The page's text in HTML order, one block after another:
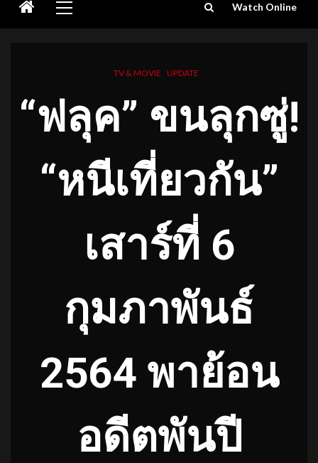
Menu
Watch Online
TV & MOVIE UPDATE
“ฟลุค” ขนลุกซู่!
“หนีเที่ยวกัน”
เสาร์ที่ 6
กุมภาพันธ์
2564 พาย้อน
อดีตพันปี